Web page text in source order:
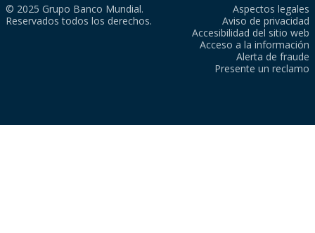
© 2025 Grupo Banco Mundial.
Reservados todos los derechos.
Aspectos legales
Aviso de privacidad
Accesibilidad del sitio web
Acceso a la información
Alerta de fraude
Presente un reclamo